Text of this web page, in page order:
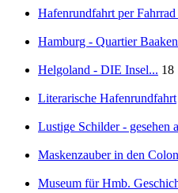
Hafenrundfahrt per
Hamburg - Quartier
Helgoland - DIE Insel... 18
Literarische Hafenrundfahrt
Lustige Schilder - gesehen
Maskenzauber in den
Museum für Hmb.